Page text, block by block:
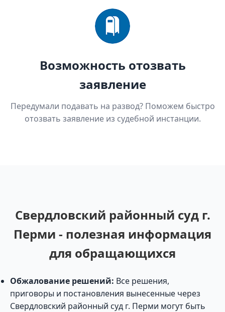
Возможность отозвать
заявление
Передумали подавать на развод? Поможем быстро
отозвать заявление из судебной инстанции.
Свердловский районный суд г.
Перми - полезная информация
для обращающихся
Обжалование решений: Все решения,
приговоры и постановления вынесенные через
Свердловский районный суд г. Перми могут быть